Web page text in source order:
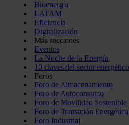
Bioenergía
LATAM
Eficiencia
Digitalización
Más secciones
Eventos
La Noche de la Energía
10 claves del sector energético
Foros
Foro de Almacenamiento
Foro de Autoconsumo
Foro de Movilidad Sostenible
Foro de Transición Energética
Foro Industrial